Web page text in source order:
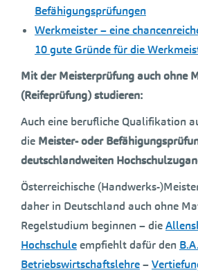
Befähigungsprüfungen
Werkmeister – eine
10 gute Gründe für die
Mit der Meisterprüfung auch ohne
(Reifeprüfung) studieren:
Auch eine berufliche Qualifikation
die Meister- oder
deutschlandweiten
Österreichische (Handwerks-
daher in Deutschland auch ohne
Regelstudium beginnen – die
Hochschuleempfiehlt dafür den B.A.
Betriebswirtschaftslehre–